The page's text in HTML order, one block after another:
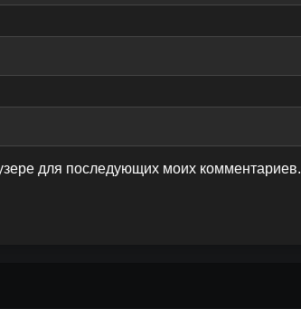
для последующих моих комментариев.